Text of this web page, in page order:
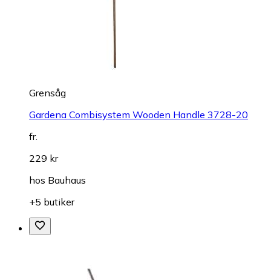
Grensåg
Gardena Combisystem Wooden Handle 3728-20
fr.
229 kr
hos Bauhaus
+5 butiker